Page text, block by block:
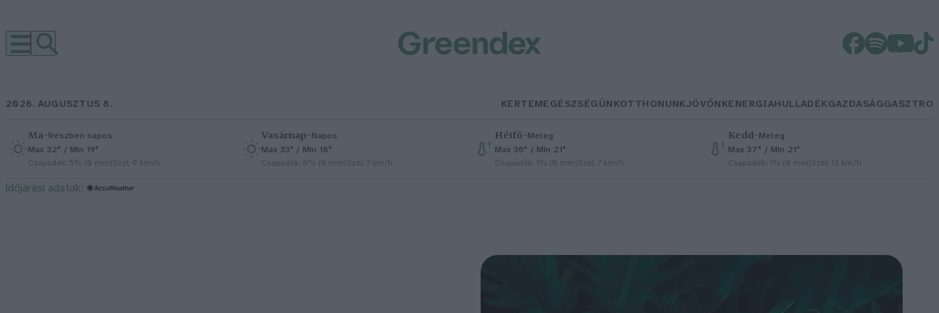
2026. AUGUSZTUS 8. KERTEMEGÉSZSÉGÜNKOTTHONUNKJÖVŐNKENERGIAHULLADÉKGAZDASÁGGASZTRO
Ma–Részben napos
Max 32° / Min 19°
Csapadék: 5% (0 mm)Szél: 9 km/h
Vasárnap–Napos
Max 33° / Min 18°
Csapadék: 0% (0 mm)Szél: 7 km/h
Hétfő–Meleg
Max 36° / Min 21°
Csapadék: 1% (0 mm)Szél: 7 km/h
Kedd–Meleg
Max 37° / Min 21°
Csapadék: 1% (0 mm)Szél: 13 km/h
időjárási adatok: